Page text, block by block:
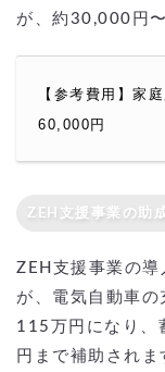
が、約30,000円
【参考費用】家
60,000円
ZEH支援事業の助
ZEH支援事業の導
が、電気自動車
115万円になり、
円まで補助されま